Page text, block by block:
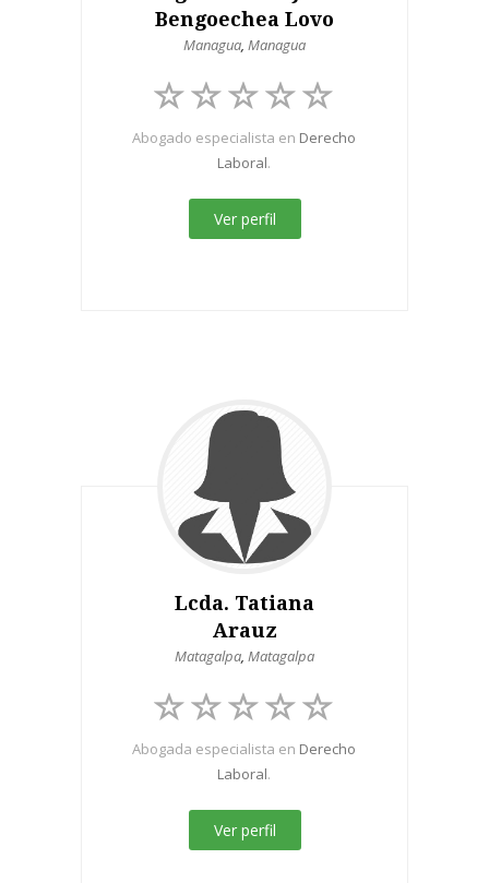
Bengoechea Lovo
Managua, Managua
Abogado especialista en Derecho
Laboral.
Ver perfil
Lcda. Tatiana
Arauz
Matagalpa, Matagalpa
Abogada especialista en Derecho
Laboral.
Ver perfil